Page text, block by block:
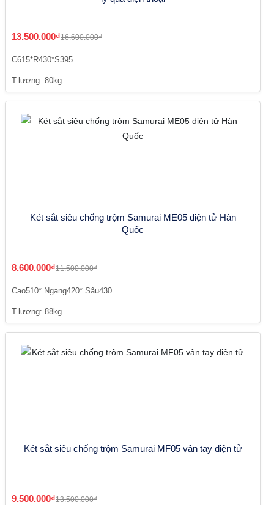
13.500.000₫16.600.000₫
C615*R430*S395
T.lượng: 80kg
Két sắt siêu chống trộm Samurai ME05 điện tử Hàn
Quốc
8.600.000₫11.500.000₫
Cao510* Ngang420* Sâu430
T.lượng: 88kg
Két sắt siêu chống trộm Samurai MF05 vân tay điện tử
9.500.000₫13.500.000₫